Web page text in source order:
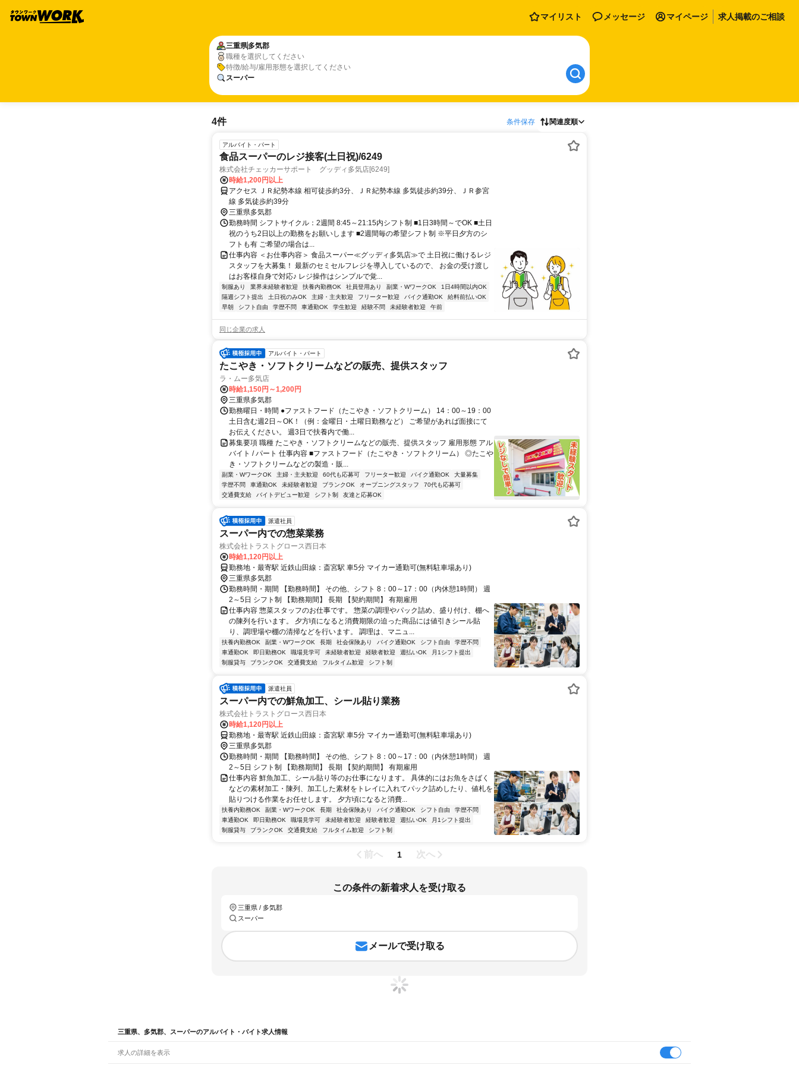
マイリスト メッセージ マイページ 求人掲載のご相談
三重県多気郡
職種を選択してください
特徴/給与/雇用形態を選択してください
スーパー
4件 条件保存 関連度順
アルバイト・パート
食品スーパーのレジ接客(土日祝)/6249
株式会社チェッカーサポート グッディ多気店[6249]
時給1,200円以上
アクセス ＪＲ紀勢本線 相可徒歩約3分、ＪＲ紀勢本線 多気徒歩約39分、ＪＲ参宮
線 多気徒歩約39分
三重県多気郡
勤務時間 シフトサイクル：2週間 8:45～21:15内シフト制 ■1日3時間～でOK ■土日
祝のうち2日以上の勤務をお願いします ■2週間毎の希望シフト制 ※平日夕方のシ
フトも有 ご希望の場合は...
仕事内容 ＜お仕事内容＞ 食品スーパー≪グッディ多気店≫で 土日祝に働けるレジ
スタッフを大募集！ 最新のセミセルフレジを導入しているので、 お金の受け渡し
はお客様自身で対応♪ レジ操作はシンプルで覚...
制服あり 業界未経験者歓迎 扶養内勤務OK 社員登用あり 副業・WワークOK
1日4時間以内OK
隔週シフト提出
土日祝のみOK 主婦・主夫歓迎 フリーター歓迎 バイク通勤OK
給料前払いOK
早朝
シフト自由 学歴不問 車通勤OK 学生歓迎 経験不問 未経験者歓迎 午前
同じ企業の求人
アルバイト・パート
たこやき・ソフトクリームなどの販売、提供スタッフ
ラ・ムー多気店
時給1,150円～1,200円
三重県多気郡
勤務曜日・時間 ●ファストフード（たこやき・ソフトクリーム） 14：00～19：00
土日含む週2日～OK！（例：金曜日・土曜日勤務など） ご希望があれば面接にて
お伝えください。 週3日で扶養内で働...
募集要項 職種 たこやき・ソフトクリームなどの販売、提供スタッフ 雇用形態 アル
バイト / パート 仕事内容 ■ファストフード（たこやき・ソフトクリーム） ◎たこや
き・ソフトクリームなどの製造・販...
副業・WワークOK 主婦・主夫歓迎 60代も応募可 フリーター歓迎 バイク通勤OK
大量募集
学歴不問
車通勤OK 未経験者歓迎 ブランクOK オープニングスタッフ
70代も応募可
交通費支給
バイトデビュー歓迎 シフト制 友達と応募OK
派遣社員
スーパー内での惣菜業務
株式会社トラストグロース西日本
時給1,120円以上
勤務地・最寄駅 近鉄山田線：斎宮駅 車5分 マイカー通勤可(無料駐車場あり)
三重県多気郡
勤務時間・期間 【勤務時間】 その他、シフト 8：00～17：00（内休憩1時間） 週
2～5日 シフト制 【勤務期間】 長期 【契約期間】 有期雇用
仕事内容 惣菜スタッフのお仕事です。 惣菜の調理やパック詰め、盛り付け、棚へ
の陳列を行います。 夕方頃になると消費期限の迫った商品には値引きシール貼
り、調理場や棚の清掃などを行います。 調理は、マニュ...
扶養内勤務OK 副業・WワークOK 長期 社会保険あり バイク通勤OK シフト自由
学歴不問
車通勤OK
即日勤務OK 職場見学可 未経験者歓迎 経験者歓迎 週払いOK
月1シフト提出
制服貸与
ブランクOK 交通費支給 フルタイム歓迎 シフト制
派遣社員
スーパー内での鮮魚加工、シール貼り業務
株式会社トラストグロース西日本
時給1,120円以上
勤務地・最寄駅 近鉄山田線：斎宮駅 車5分 マイカー通勤可(無料駐車場あり)
三重県多気郡
勤務時間・期間 【勤務時間】 その他、シフト 8：00～17：00（内休憩1時間） 週
2～5日 シフト制 【勤務期間】 長期 【契約期間】 有期雇用
仕事内容 鮮魚加工、シール貼り等のお仕事になります。 具体的にはお魚をさばく
などの素材加工・陳列、加工した素材をトレイに入れてパック詰めしたり、値札を
貼りつける作業をお任せします。 夕方頃になると消費...
扶養内勤務OK 副業・WワークOK 長期 社会保険あり バイク通勤OK シフト自由
学歴不問
車通勤OK
即日勤務OK 職場見学可 未経験者歓迎 経験者歓迎 週払いOK
月1シフト提出
制服貸与
ブランクOK 交通費支給 フルタイム歓迎 シフト制
前へ 1 次へ
この条件の新着求人を受け取る
三重県 / 多気郡
スーパー
メールで受け取る
三重県、多気郡、スーパーのアルバイト・バイト求人情報
求人の詳細を表示